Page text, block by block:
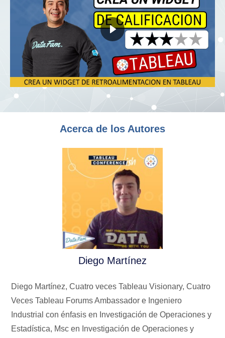
Acerca de los Autores
Diego Martínez
Diego Martínez, Cuatro veces Tableau Visionary, Cuatro
Veces Tableau Forums Ambassador e Ingeniero
Industrial con énfasis en Investigación de Operaciones y
Estadística, Msc en Investigación de Operaciones y